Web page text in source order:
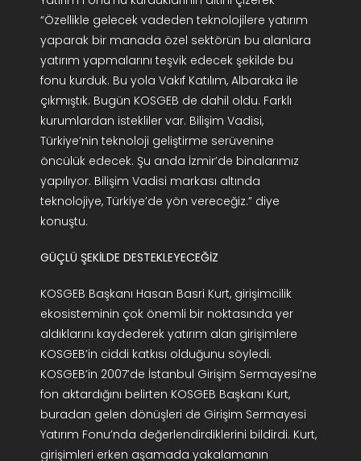
“Özellikle gelecek vadeden teknolojilere yatırım
yaparak bir manada özel sektörün bu alanlara
yatırım yapmalarını teşvik edecek şekilde bu
fonu kurduk. Bu yola Vakıf Katılım, Albaraka ile
çıkmıştık. Bugün KOSGEB de dahil oldu. Farklı
kurumlardan istekliler var. Bilişim Vadisi,
Türkiye’nin teknoloji geliştirme serüvenine
öncülük edecek. Şu anda İzmir’de binalarımız
yapılıyor. Bilişim Vadisi markası altında
teknolojiye, Türkiye’de yön vereceğiz.” diye
konuştu.
GÜÇLÜ ŞEKİLDE DESTEKLEYECEĞİZ
KOSGEB Başkanı Hasan Basri Kurt, girişimcilik
ekosisteminin çok önemli bir noktasında yer
aldıklarını kaydederek yatırım alan girişimlere
KOSGEB’in ciddi katkısı olduğunu söyledi.
KOSGEB’in 2007’de İstanbul Girişim Sermayesi’ne
fon aktardığını belirten KOSGEB Başkanı Kurt,
buradan gelen dönüşleri de Girişim Sermayesi
Yatırım Fonu’nda değerlendirdiklerini bildirdi. Kurt,
girişimleri erken aşamada yakalamanın